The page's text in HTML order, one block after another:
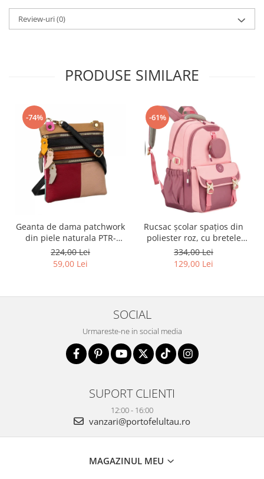
Review-uri(0)
PRODUSE SIMILARE
-74%
Geanta de dama patchwork
din piele naturala PTR-
1718-SKL-6922 MULTI
224,00 Lei
59,00 Lei
-61%
Rucsac școlar spațios din
poliester roz, cu bretele
reglabile - Peterson PTR-
PTN 8610-1327 PINK
334,00 Lei
129,00 Lei
SOCIAL
Urmareste-ne in social media
SUPORT CLIENTI
12:00 - 16:00
vanzari@portofelultau.ro
MAGAZINUL MEU